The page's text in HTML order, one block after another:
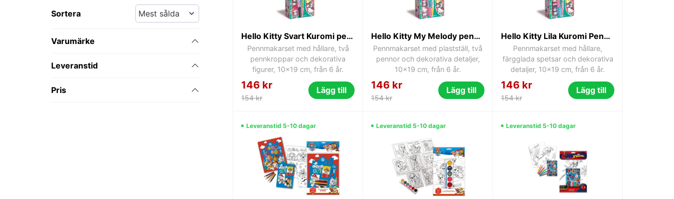
Sortera
Varumärke
Leveranstid
Pris
Hello Kitty Svart Kuromi pennmakarset Clementoni
Pennmakarset med hållare, två
pennkroppar och dekorativa
figurer, 10x19 cm, från 6 år.
146 kr
154 kr
Lägg till
Hello Kitty My Melody pennmakarset Clementoni 10x19 cm
Pennmakarset med plastställ, två
pennor och dekorativa detaljer,
10x19 cm, från 6 år.
146 kr
154 kr
Lägg till
Hello Kitty Lila Kuromi Pennmakarset Clementoni
Pennmakarset med hållare,
färgglada spetsar och dekorativa
detaljer, 10x19 cm, från 6 år.
146 kr
154 kr
Lägg till
Leveranstid 5-10 dagar Leveranstid 5-10 dagar Leveranstid 5-10 dagar